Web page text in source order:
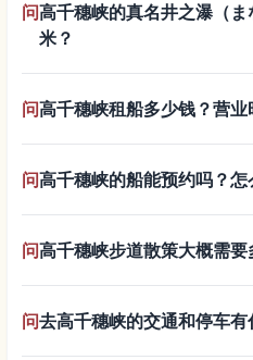
问高千穗峡的真名井之瀑（
米？
问高千穗峡租船多少钱？营业
问高千穗峡的船能预约吗？怎
问高千穗峡步道散策大概需要
问去高千穗峡的交通和停车有